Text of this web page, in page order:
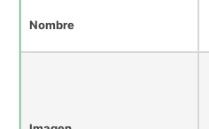
Nombre